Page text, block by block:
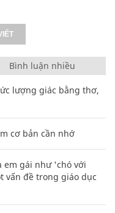
Bình luận nhiều
lượng giác bằng thơ,
cơ bản cần nhớ
em gái như 'chó với
vấn đề trong giáo dục